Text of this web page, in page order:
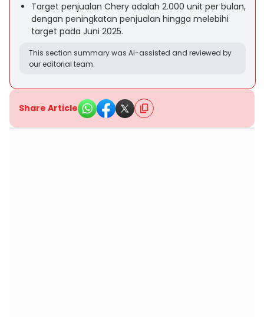
Target penjualan Chery adalah 2.000 unit per bulan,
dengan peningkatan penjualan hingga melebihi
target pada Juni 2025.
This section summary was AI-assisted and reviewed by
our editorial team.
Share Article